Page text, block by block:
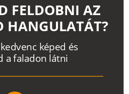
kedvenc képed és
a faladon látni
FELDOBNI AZ
HANGULATÁT?